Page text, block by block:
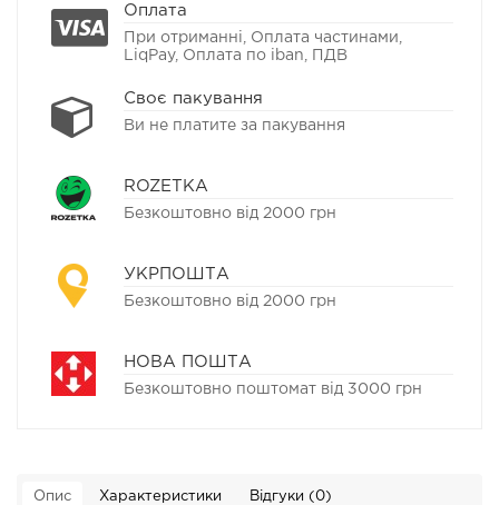
Оплата
При отриманні, Оплата частинами,
LiqPay, Оплата по iban, ПДВ
Своє пакування
Ви не платите за пакування
ROZETKA
Безкоштовно від 2000 грн
УКРПОШТА
Безкоштовно від 2000 грн
НОВА ПОШТА
Безкоштовно поштомат від 3000 грн
Опис Характеристики Відгуки (0)